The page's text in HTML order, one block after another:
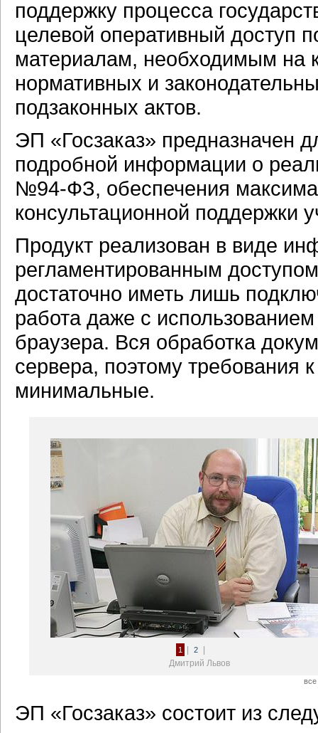
поддержку процесса
целевой оперативный доступ
материалам, необходимым на
нормативных и
подзаконных актов.
ЭП «Госзаказ» предназначен
подробной информации о
№94-ФЗ, обеспечения
консультационной поддержки
Продукт реализован в виде
регламентированным
достаточно иметь лишь
работа даже с
браузера. Вся обработка
сервера, поэтому требования
минимальные.
1 2
Дмитрий Львов
все
ЭП «Госзаказ» состоит из